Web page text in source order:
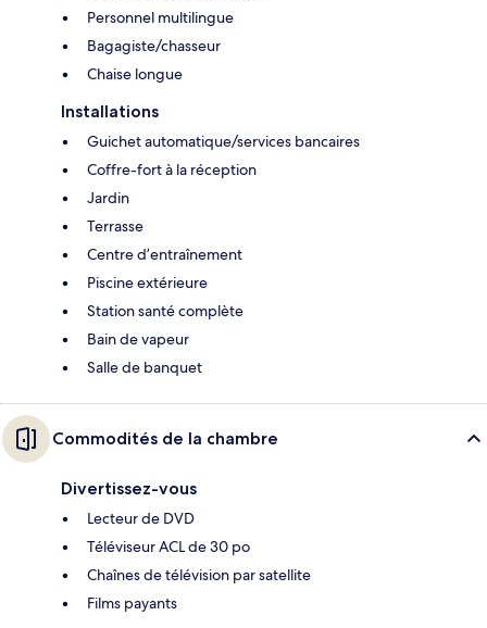
Personnel multilingue
Bagagiste/chasseur
Chaise longue
Installations
Guichet automatique/services bancaires
Coffre-fort à la réception
Jardin
Terrasse
Centre d’entraînement
Piscine extérieure
Station santé complète
Bain de vapeur
Salle de banquet
Commodités de la chambre
Divertissez-vous
Lecteur de DVD
Téléviseur ACL de 30 po
Chaînes de télévision par satellite
Films payants